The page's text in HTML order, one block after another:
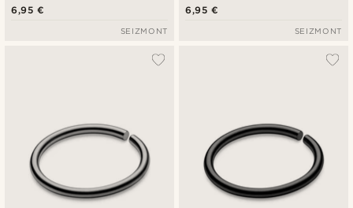
6,95 €
SEIZMONT
6,95 €
SEIZMONT